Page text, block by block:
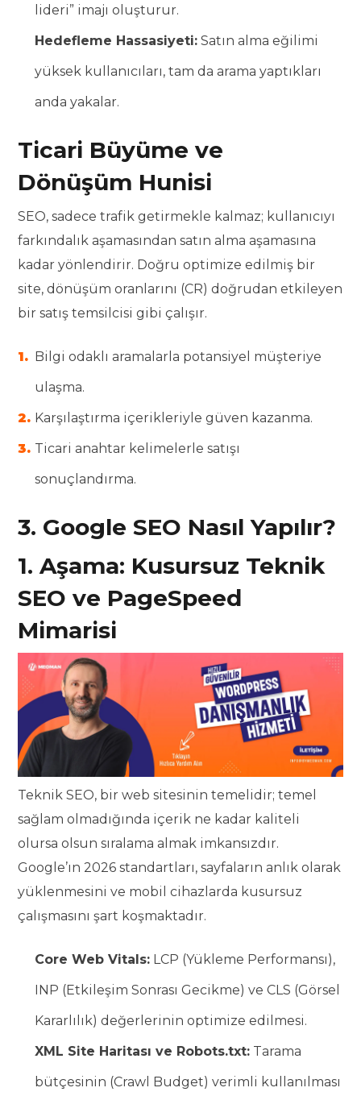
lideri” imajı oluşturur.
Hedefleme Hassasiyeti: Satın alma eğilimi
yüksek kullanıcıları, tam da arama yaptıkları
anda yakalar.
Ticari Büyüme ve
Dönüşüm Hunisi
SEO, sadece trafik getirmekle kalmaz; kullanıcıyı
farkındalık aşamasından satın alma aşamasına
kadar yönlendirir. Doğru optimize edilmiş bir
site, dönüşüm oranlarını (CR) doğrudan etkileyen
bir satış temsilcisi gibi çalışır.
Bilgi odaklı aramalarla potansiyel müşteriye
ulaşma.
Karşılaştırma içerikleriyle güven kazanma.
Ticari anahtar kelimelerle satışı
sonuçlandırma.
3. Google SEO Nasıl Yapılır?
1. Aşama: Kusursuz Teknik
SEO ve PageSpeed
Mimarisi
Teknik SEO, bir web sitesinin temelidir; temel
sağlam olmadığında içerik ne kadar kaliteli
olursa olsun sıralama almak imkansızdır.
Google’ın 2026 standartları, sayfaların anlık olarak
yüklenmesini ve mobil cihazlarda kusursuz
çalışmasını şart koşmaktadır.
Core Web Vitals: LCP (Yükleme Performansı),
INP (Etkileşim Sonrası Gecikme) ve CLS (Görsel
Kararlılık) değerlerinin optimize edilmesi.
XML Site Haritası ve Robots.txt: Tarama
bütçesinin (Crawl Budget) verimli kullanılması